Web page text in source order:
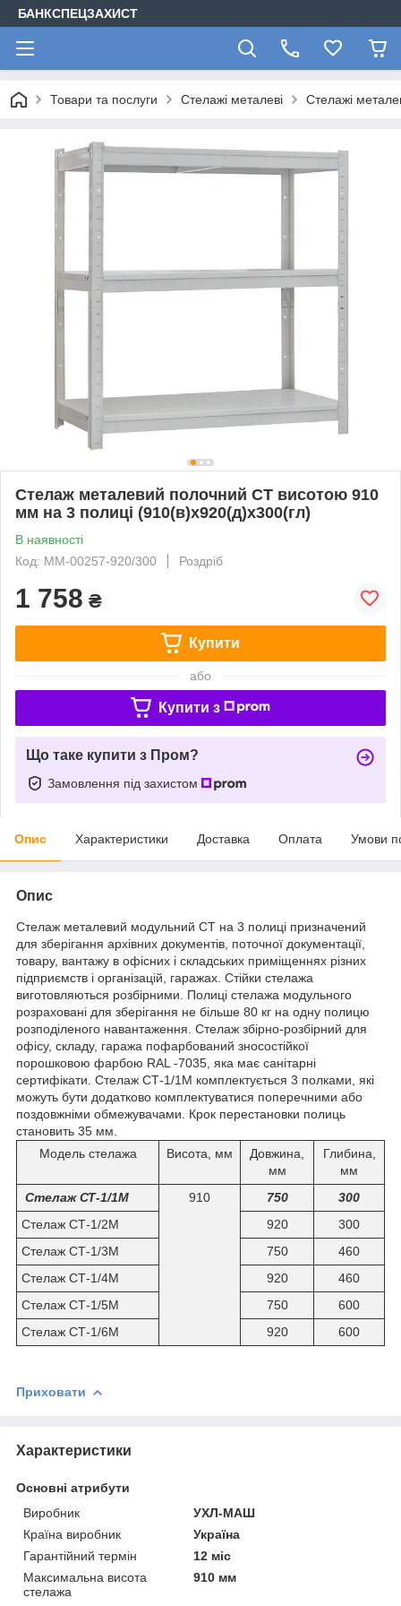
БАНКСПЕЦЗАХИСТ
Товари та послуги Стелажі металеві Стелажі
Стелаж металевий полочний СТ висотою 910
мм на 3 полиці (910(в)х920(д)х300(гл)
В наявності
Код: ММ-00257-920/300
Роздріб
1 758 ₴
Купити
або
Купити з
Що таке купити з Пром?
Замовлення під захистом
Опис Характеристики Доставка Оплата Умови
Опис
Стелаж металевий модульний СТ на 3 полиці призначений
для зберігання архівних документів, поточної документації,
товару, вантажу в офісних і складських приміщеннях різних
підприємств і організацій, гаражах. Стійки стелажа
виготовляються розбірними. Полиці стелажа модульного
розраховані для зберігання не більше 80 кг на одну полицю
розподіленого навантаження. Стелаж збірно-розбірний для
офісу, складу, гаража пофарбований зносостійкої
порошковою фарбою RAL -7035, яка має санітарні
сертифікати. Стелаж СТ-1/1М комплектується 3 полками, які
можуть бути додатково комплектуватися поперечними або
поздовжніми обмежувачами. Крок перестановки полиць
становить 35 мм.
Модель стелажа
Висота, мм
Довжина,
мм
Глибина,
мм
Стелаж СТ-1/1М
910 750
300
Стелаж СТ-1/2М
920
300
Стелаж СТ-1/3М
750
460
Стелаж СТ-1/4М
920
460
Стелаж СТ-1/5М
750
600
Стелаж СТ-1/6М
920 600
Приховати
Характеристики
Основні атрибути
Виробник
УХЛ-МАШ
Країна виробник
Україна
Гарантійний термін
12 міс
Максимальна висота
стелажа
910 мм